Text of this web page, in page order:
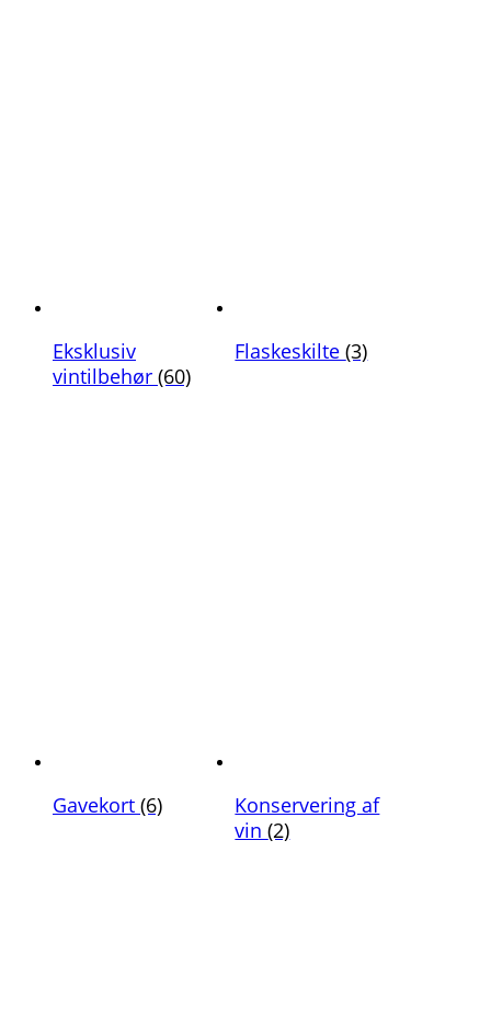
Eksklusiv
vintilbehør (60)
Flaskeskilte(3)
Gavekort (6)
Konservering af
vin(2)